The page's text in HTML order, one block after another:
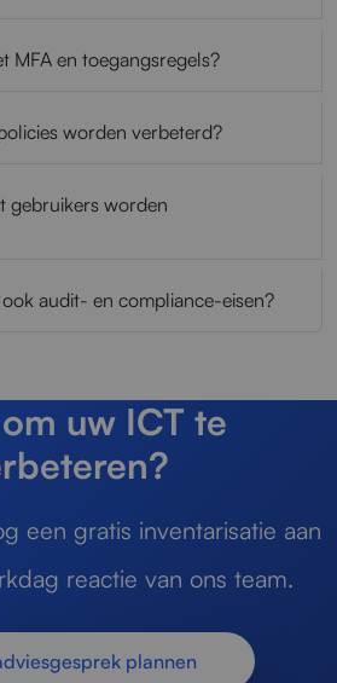
MFA en toegangsregels?
worden verbeterd?
gebruikers worden
audit- en compliance-eisen?
uw ICT te
een gratis inventarisatie aan
reactie van ons team.
plannen